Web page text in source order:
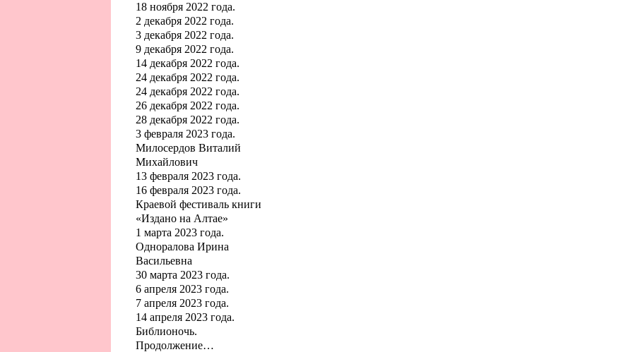
18 ноября 2022 года.
2 декабря 2022 года.
3 декабря 2022 года.
9 декабря 2022 года.
14 декабря 2022 года.
24 декабря 2022 года.
24 декабря 2022 года.
26 декабря 2022 года.
28 декабря 2022 года.
3 февраля 2023 года.
Милосердов Виталий
Михайлович
13 февраля 2023 года.
16 февраля 2023 года.
Краевой фестиваль книги
«Издано на Алтае»
1 марта 2023 года.
Одноралова Ирина
Васильевна
30 марта 2023 года.
6 апреля 2023 года.
7 апреля 2023 года.
14 апреля 2023 года.
Библионочь.
Продолжение…